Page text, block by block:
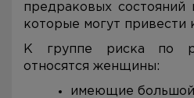
предраковых состояний
которые могут привести
К группе риска по
относятся женщины:
имеющие большой